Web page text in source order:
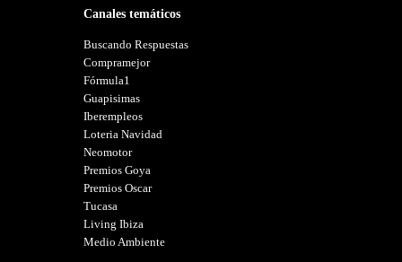
Canales temáticos
Buscando Respuestas
Compramejor
Fórmula1
Guapisimas
Iberempleos
Loteria Navidad
Neomotor
Premios Goya
Premios Oscar
Tucasa
Living Ibiza
Medio Ambiente